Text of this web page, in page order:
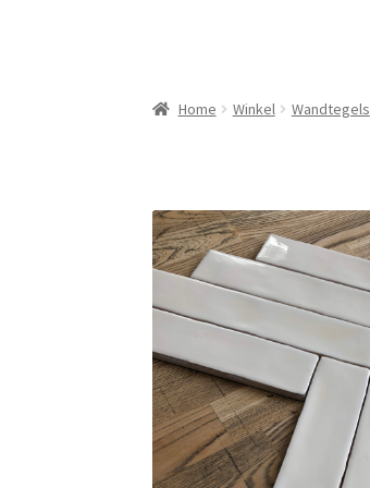
Home Winkel Wandtegels